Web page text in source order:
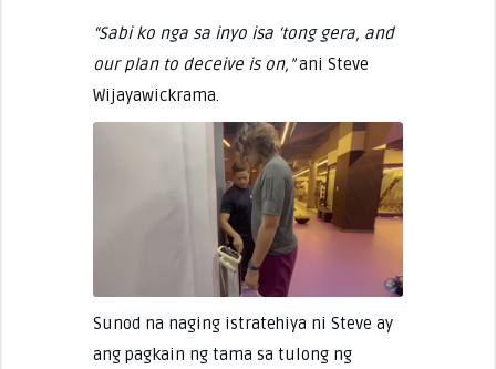
“Sabi ko nga sa inyo isa ‘tong gera, and
our plan to deceive is on,”ani Steve
Wijayawickrama.
Sunod na naging istratehiya ni Steve ay
ang pagkain ng tama sa tulong ng